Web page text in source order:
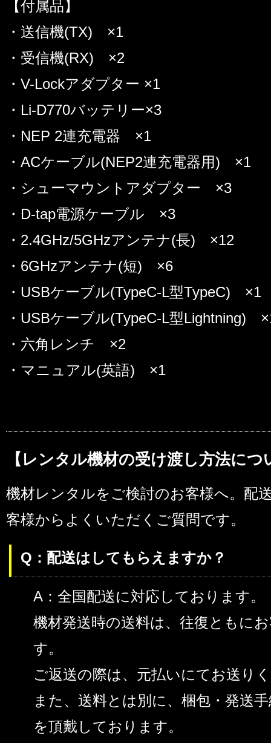
【付属品】
・送信機(TX) ×1
・受信機(RX) ×2
・V-Lockアダプター ×1
・Li-D770バッテリー×3
・NEP 2連充電器 ×1
・ACケーブル(NEP2連充電器用) ×1
・シューマウントアダプター ×3
・D-tap電源ケーブル ×3
・2.4GHz/5GHzアンテナ(長) ×12
・6GHzアンテナ(短) ×6
・USBケーブル(TypeC-L型TypeC) ×1
・USBケーブル(TypeC-L型Lightning)
・六角レンチ ×2
・マニュアル(英語) ×1
【レンタル機材の受け渡し方法につ
機材レンタルをご検討のお客様へ。配
客様からよくいただくご質問です。
Q：配送はしてもらえますか？
A：全国配送に対応しております。
機材発送時の送料は、往復ともに
す。
ご返送の際は、元払いにてお送り
また、送料とは別に、梱包・発送
を頂戴しております。